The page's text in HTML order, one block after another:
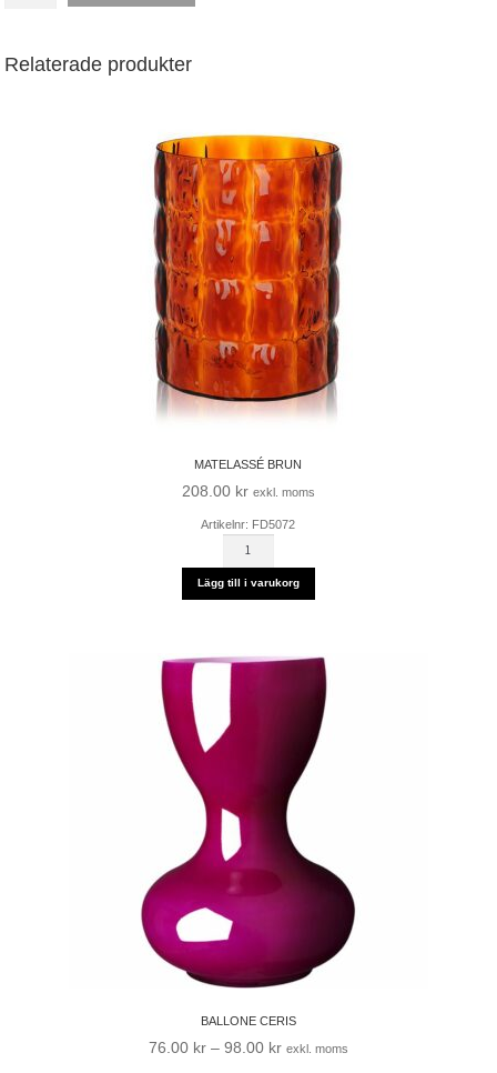
Relaterade produkter
MATELASSÉ BRUN
208.00 kr exkl. moms
Artikelnr: FD5072
mängd
Lägg till i varukorg
BALLONE CERIS
76.00 kr – 98.00 krPrisintervall:
exkl. moms